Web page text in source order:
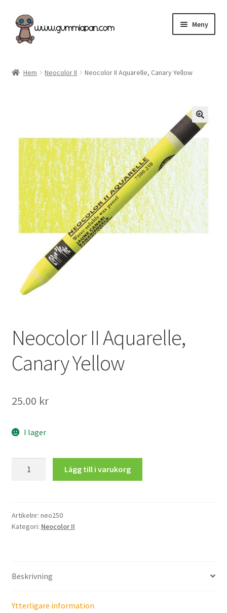
Hoppa
till
navigering
Hoppa
till
innehåll
Meny
Återförsäljare
Butiken
Köpvillkor
Angel Policy
Hem Neocolor II Neocolor II Aquarelle, Canary Yellow
Neocolor II Aquarelle,
Canary Yellow
25.00 kr
I lager
Yellow
mängd
Lägg till i varukorg
Artikelnr: neo250
Kategori: Neocolor II
Beskrivning
Ytterligare information